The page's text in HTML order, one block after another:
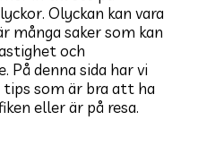
Olyckan kan vara
många saker som kan
och
På denna sida har vi
som är bra att ha
eller är på resa.